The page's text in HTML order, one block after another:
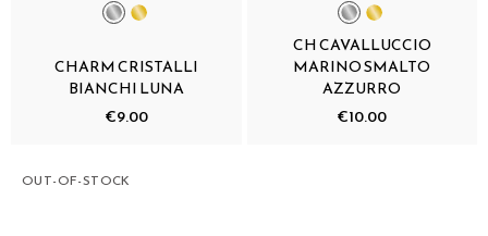
CHARM CRISTALLI
BIANCHI LUNA
€9.00
CH CAVALLUCCIO
MARINO SMALTO
AZZURRO
€10.00
OUT-OF-STOCK